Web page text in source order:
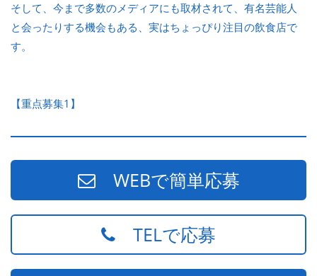
そして、今まで多数のメディアにも取材されて、有名芸能人
と会ったりする機会もある、実はちょっぴり注目の飲食店で
す。
【重点募集1】
WEBで簡単応募
TELで応募